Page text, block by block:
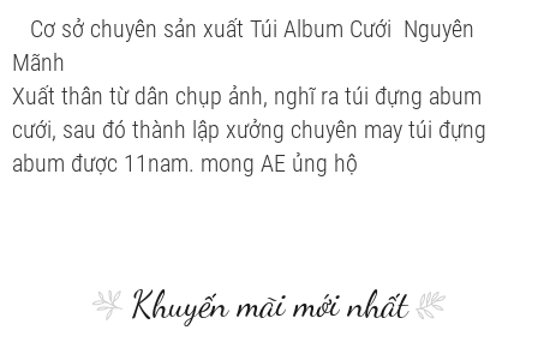
Cơ sở chuyên sản xuất Túi Album Cưới Nguyên
Mãnh
Xuất thân từ dân chụp ảnh, nghĩ ra túi đựng abum
cưới, sau đó thành lập xưởng chuyên may túi đựng
abum được 11nam. mong AE ủng hộ
Khuyến mãi mới nhất